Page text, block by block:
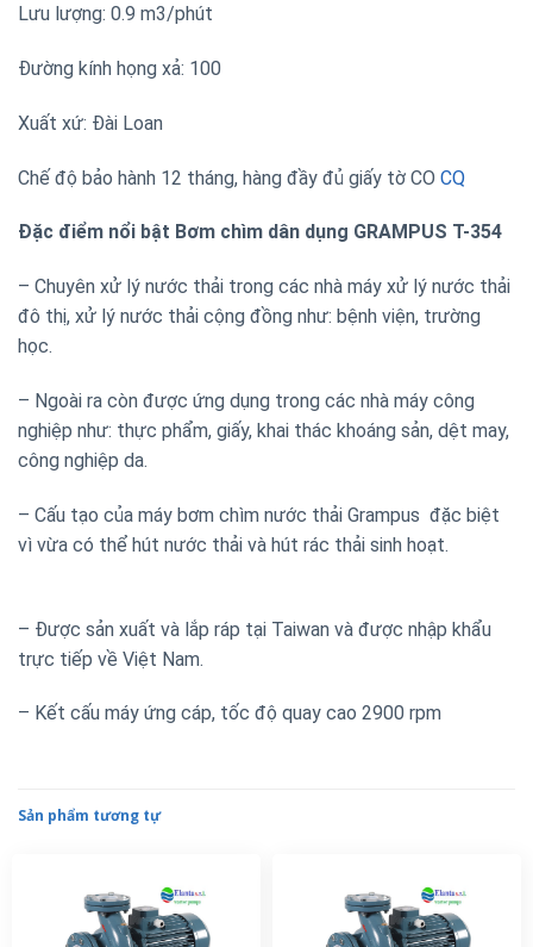
Lưu lượng: 0.9 m3/phút
Đường kính họng xả: 100
Xuất xứ: Đài Loan
Chế độ bảo hành 12 tháng, hàng đầy đủ giấy tờ CO CQ
Đặc điểm nổi bật Bơm chìm dân dụng GRAMPUS T-354
– Chuyên xử lý nước thải trong các nhà máy xử lý nước thải
đô thị, xử lý nước thải cộng đồng như: bệnh viện, trường
học.
– Ngoài ra còn được ứng dụng trong các nhà máy công
nghiệp như: thực phẩm, giấy, khai thác khoáng sản, dệt may,
công nghiệp da.
– Cấu tạo của máy bơm chìm nước thải Grampus đặc biệt
vì vừa có thể hút nước thải và hút rác thải sinh hoạt.
– Được sản xuất và lắp ráp tại Taiwan và được nhập khẩu
trực tiếp về Việt Nam.
– Kết cấu máy ứng cáp, tốc độ quay cao 2900 rpm
Sản phẩm tương tự